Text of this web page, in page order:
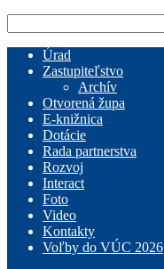
Úrad
Zastupiteľstvo
Archív
Otvorená župa
E-knižnica
Dotácie
Rada partnerstva
Rozvoj
Interact
Foto
Video
Kontakty
Voľby do VÚC 2026